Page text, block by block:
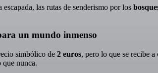
las rutas de senderismo por los
un mundo inmenso
simbólico de 2 euros, pero lo que se recibe
que nunca.